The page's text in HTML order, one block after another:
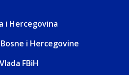
i Hercegovina
i Hercegovine
Vlada FBiH